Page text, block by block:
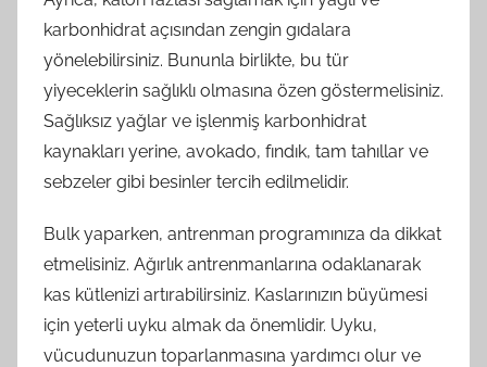
karbonhidrat açısından zengin gıdalara
yönelebilirsiniz. Bununla birlikte, bu tür
yiyeceklerin sağlıklı olmasına özen göstermelisiniz.
Sağlıksız yağlar ve işlenmiş karbonhidrat
kaynakları yerine, avokado, fındık, tam tahıllar ve
sebzeler gibi besinler tercih edilmelidir.
Bulk yaparken, antrenman programınıza da dikkat
etmelisiniz. Ağırlık antrenmanlarına odaklanarak
kas kütlenizi artırabilirsiniz. Kaslarınızın büyümesi
için yeterli uyku almak da önemlidir. Uyku,
vücudunuzun toparlanmasına yardımcı olur ve